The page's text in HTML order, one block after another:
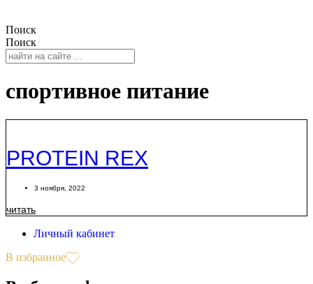
Поиск
Поиск
спортивное питание
PROTEIN REX
3 ноября, 2022
читать
Личный кабинет
В избранное